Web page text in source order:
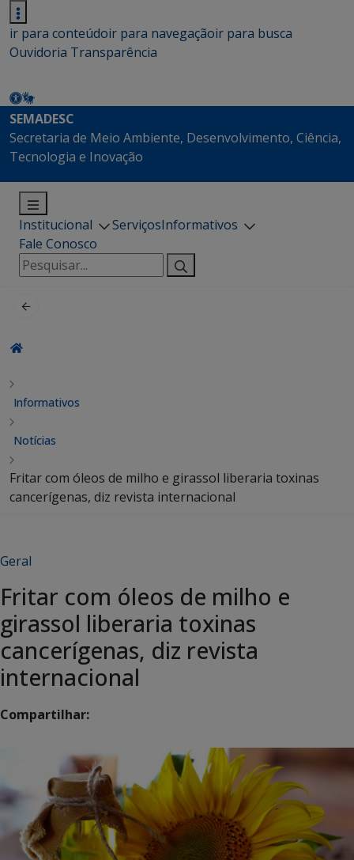
ir para conteúdoir para navegaçãoir para busca
Ouvidoria Transparência
SEMADESC
Secretaria de Meio Ambiente, Desenvolvimento, Ciência,
Tecnologia e Inovação
Institucional ServiçosInformativos
Fale Conosco
Pesquisar
por:
Informativos
Notícias
Fritar com óleos de milho e girassol liberaria toxinas
cancerígenas, diz revista internacional
Geral
Fritar com óleos de milho e
girassol liberaria toxinas
cancerígenas, diz revista
internacional
Compartilhar: